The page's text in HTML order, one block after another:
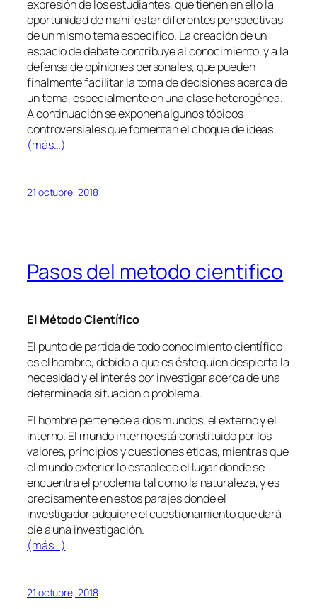
expresión de los estudiantes, que tienen en ello la
oportunidad de manifestar diferentes perspectivas
de un mismo tema específico. La creación de un
espacio de debate contribuye al conocimiento, y a la
defensa de opiniones personales, que pueden
finalmente facilitar la toma de decisiones acerca de
un tema, especialmente en una clase heterogénea.
A continuación se exponen algunos tópicos
controversiales que fomentan el choque de ideas.
(más…)
21 octubre, 2018
Pasos del metodo cientifico
El Método Científico
El punto de partida de todo conocimiento científico
es el hombre, debido a que es éste quien despierta la
necesidad y el interés por investigar acerca de una
determinada situación o problema.
El hombre pertenece a dos mundos, el externo y el
interno. El mundo interno está constituido por los
valores, principios y cuestiones éticas, mientras que
el mundo exterior lo establece el lugar donde se
encuentra el problema tal como la naturaleza, y es
precisamente en estos parajes donde el
investigador adquiere el cuestionamiento que dará
pié a una investigación.
(más…)
21 octubre, 2018